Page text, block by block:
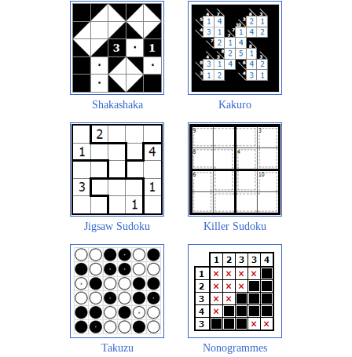
Shakashaka Kakuro
Jigsaw Sudoku Killer Sudoku
Takuzu Nonogrammes